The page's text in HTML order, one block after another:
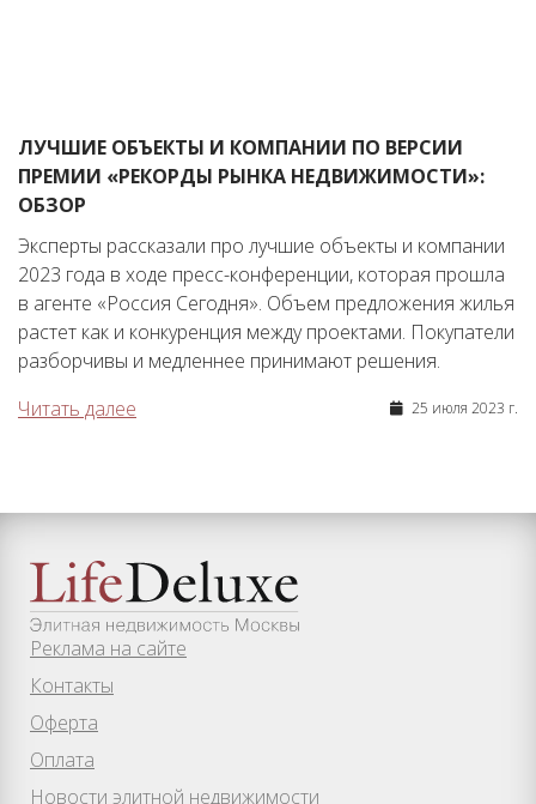
ЛУЧШИЕ ОБЪЕКТЫ И КОМПАНИИ ПО ВЕРСИИ
ПРЕМИИ «РЕКОРДЫ РЫНКА НЕДВИЖИМОСТИ»:
ОБЗОР
Эксперты рассказали про лучшие объекты и компании
2023 года в ходе пресс-конференции, которая прошла
в агенте «Россия Сегодня». Объем предложения жилья
растет как и конкуренция между проектами. Покупатели
разборчивы и медленнее принимают решения.
Читать далее
25 июля 2023 г.
Реклама на сайте
Контакты
Оферта
Оплата
Новости элитной недвижимости